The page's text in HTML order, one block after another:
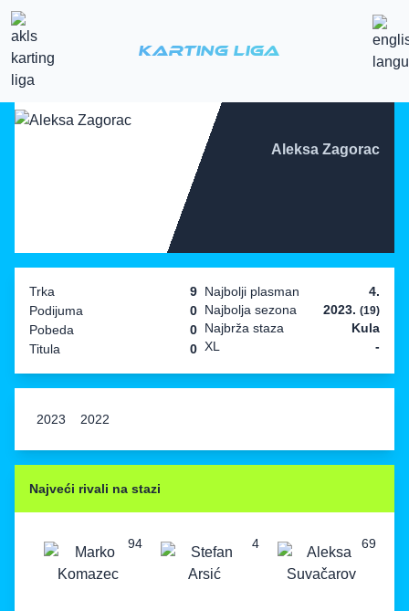
Karting Liga
Aleksa Zagorac
Trka
9
Podijuma
0
Pobeda
0
Titula
0
Najbolji plasman
4.
Najbolja sezona
2023. (19)
Najbrža staza
Kula
XL
-
2023 2022
Najveći rivali na stazi
94 4 69